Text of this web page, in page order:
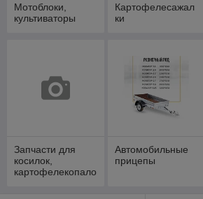
Мотоблоки,
культиваторы
Картофелесажал
ки
Запчасти для
косилок,
картофелекопало
Автомобильные
прицепы